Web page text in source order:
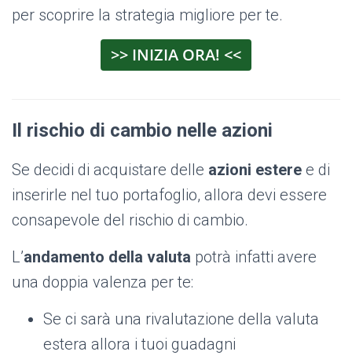
per scoprire la strategia migliore per te.
>> INIZIA ORA! <<
Il rischio di cambio nelle azioni
Se decidi di acquistare delle azioni estere e di
inserirle nel tuo portafoglio, allora devi essere
consapevole del rischio di cambio.
L’andamento della valuta potrà infatti avere
una doppia valenza per te:
Se ci sarà una rivalutazione della valuta
estera allora i tuoi guadagni